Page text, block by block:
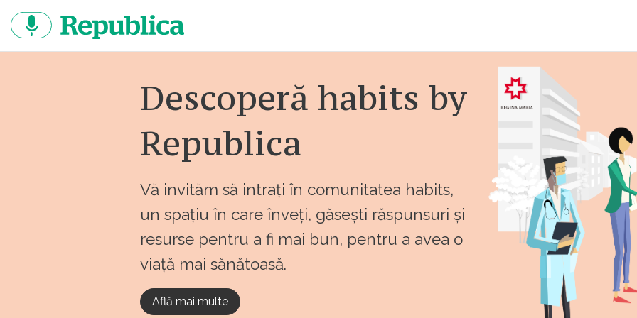
continut
Descoperă habits by
Republica
Vă invităm să intrați în comunitatea habits,
un spațiu în care înveți, găsești răspunsuri și
resurse pentru a fi mai bun, pentru a avea o
viață mai sănătoasă.
Află mai multe